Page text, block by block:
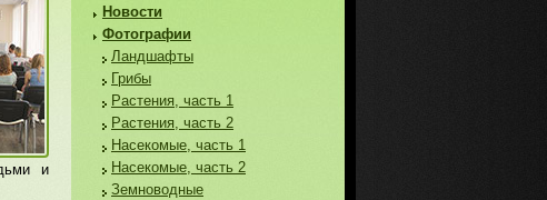
и
Новости
Фотографии
Ландшафты
Грибы
Растения, часть 1
Растения, часть 2
Насекомые, часть 1
Насекомые, часть 2
Земноводные